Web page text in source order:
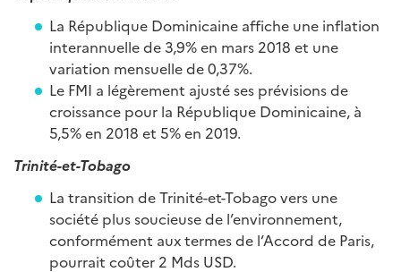
La République Dominicaine affiche une inflation
interannuelle de 3,9% en mars 2018 et une
variation mensuelle de 0,37%.
Le FMI a légèrement ajusté ses prévisions de
croissance pour la République Dominicaine, à
5,5% en 2018 et 5% en 2019.
Trinité-et-Tobago
La transition de Trinité-et-Tobago vers une
société plus soucieuse de l’environnement,
conformément aux termes de l’Accord de Paris,
pourrait coûter 2 Mds USD.